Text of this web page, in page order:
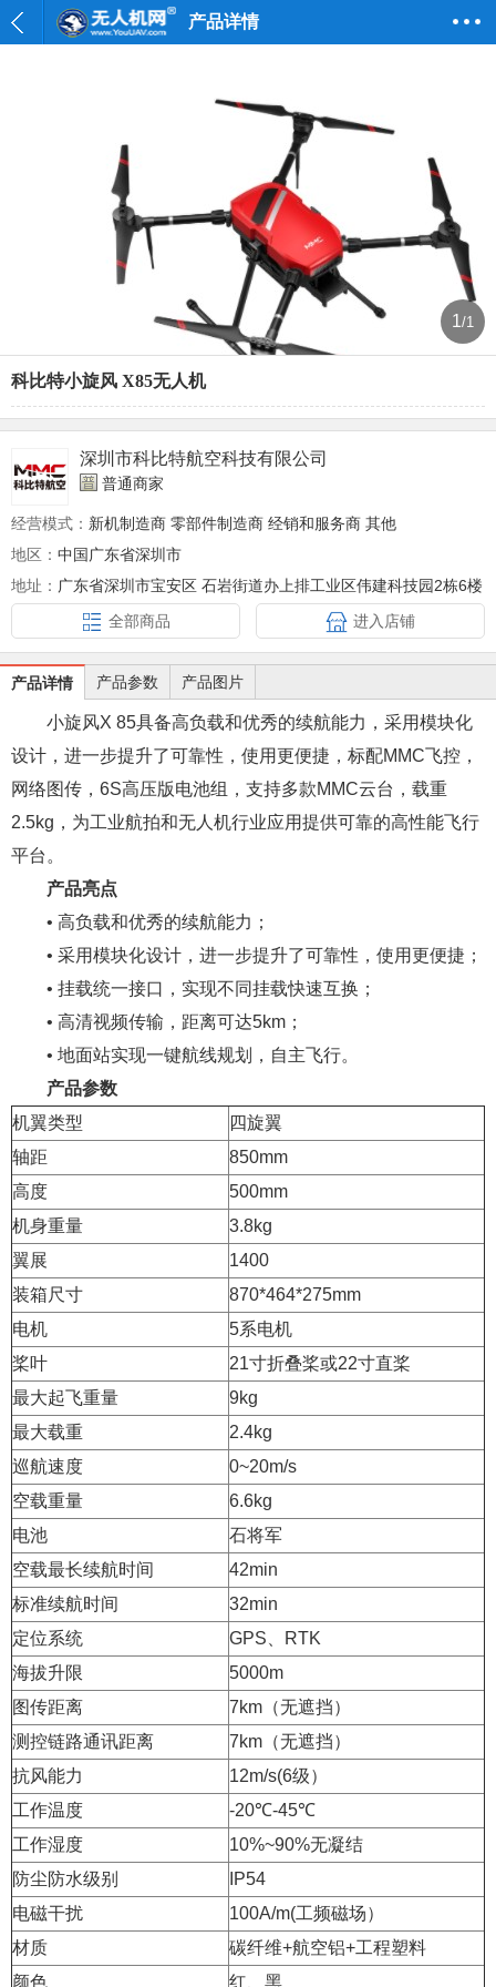
产品详情
1/1
科比特小旋风 X85无人机
深圳市科比特航空科技有限公司
普通商家
经营模式： 新机制造商 零部件制造商 经销和服务商 其他
地区： 中国广东省深圳市
地址： 广东省深圳市宝安区 石岩街道办上排工业区伟建科技园2栋6楼
全部商品
进入店铺
产品详情 产品参数 产品图片
小旋风X 85具备高负载和优秀的续航能力，采用模块化
设计，进一步提升了可靠性，使用更便捷，标配MMC飞控，
网络图传，6S高压版电池组，支持多款MMC云台，载重
2.5kg，为工业航拍和无人机行业应用提供可靠的高性能飞行
平台。
产品亮点
• 高负载和优秀的续航能力；
• 采用模块化设计，进一步提升了可靠性，使用更便捷；
• 挂载统一接口，实现不同挂载快速互换；
• 高清视频传输，距离可达5km；
• 地面站实现一键航线规划，自主飞行。
产品参数
机翼类型
四旋翼
轴距
850mm
高度
500mm
机身重量
3.8kg
翼展
1400
装箱尺寸
870*464*275mm
电机
5系电机
桨叶
21寸折叠桨或22寸直桨
最大起飞重量
9kg
最大载重
2.4kg
巡航速度
0~20m/s
空载重量
6.6kg
电池
石将军
空载最长续航时间
42min
标准续航时间
32min
定位系统
GPS、RTK
海拔升限
5000m
图传距离
7km（无遮挡）
测控链路通讯距离
7km（无遮挡）
抗风能力
12m/s(6级）
工作温度
-20℃-45℃
工作湿度
10%~90%无凝结
防尘防水级别
IP54
电磁干扰
100A/m(工频磁场）
材质
碳纤维+航空铝+工程塑料
颜色
红、黑